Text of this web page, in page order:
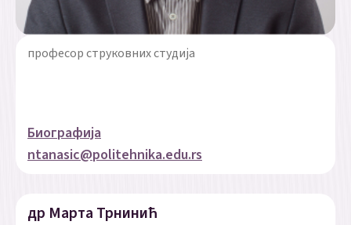
професор струковних студија
Биографија
ntanasic@politehnika.edu.rs
др Марта Трнинић